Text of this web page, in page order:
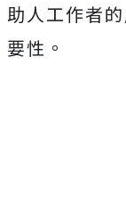
助人工作者
要性。